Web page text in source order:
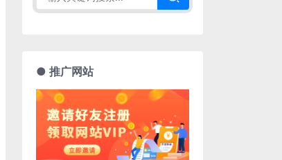
● 推广网站